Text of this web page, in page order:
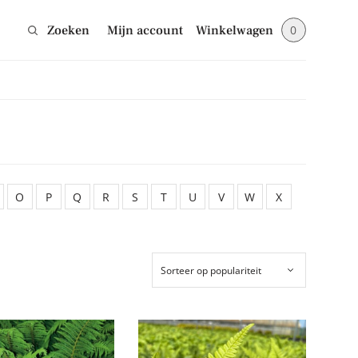
Zoeken Mijn account Winkelwagen 0
O P Q R S T U V W
X